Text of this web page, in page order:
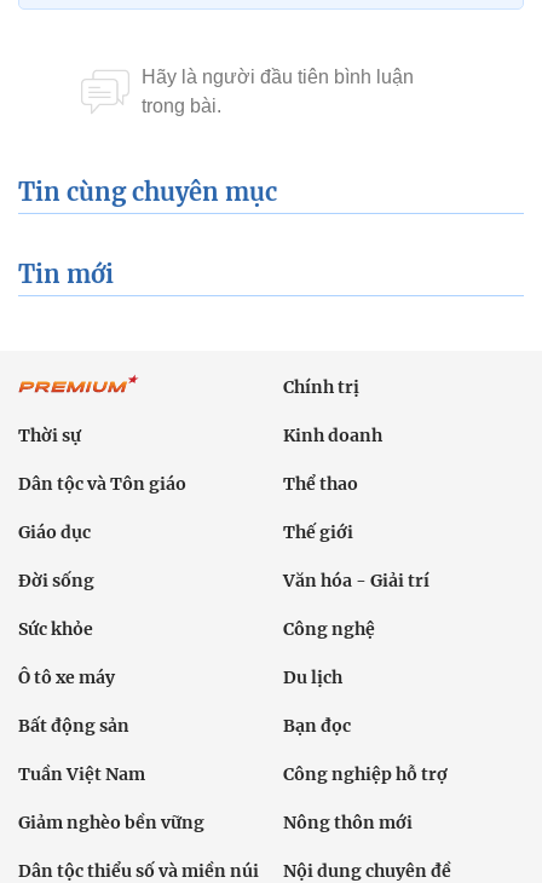
Tin cùng chuyên mục
Tin mới
Chính trị
Thời sự Kinh doanh
Dân tộc và Tôn giáo Thể thao
Giáo dục Thế giới
Đời sống Văn hóa - Giải trí
Sức khỏe Công nghệ
Ô tô xe máy Du lịch
Bất động sản Bạn đọc
Tuần Việt Nam Công nghiệp hỗ trợ
Giảm nghèo bền vững Nông thôn mới
Dân tộc thiểu số và miền núi Nội dung chuyên đề